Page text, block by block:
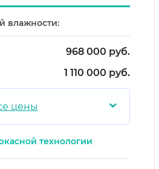
влажности:
968 000 руб.
1 110 000 руб.
цены ⌄
технологии